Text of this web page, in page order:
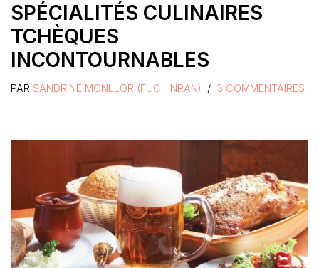
SPÉCIALITÉS CULINAIRES
TCHÈQUES
INCONTOURNABLES
PAR SANDRINE MONLLOR (FUCHINRAN) 3 COMMENTAIRES